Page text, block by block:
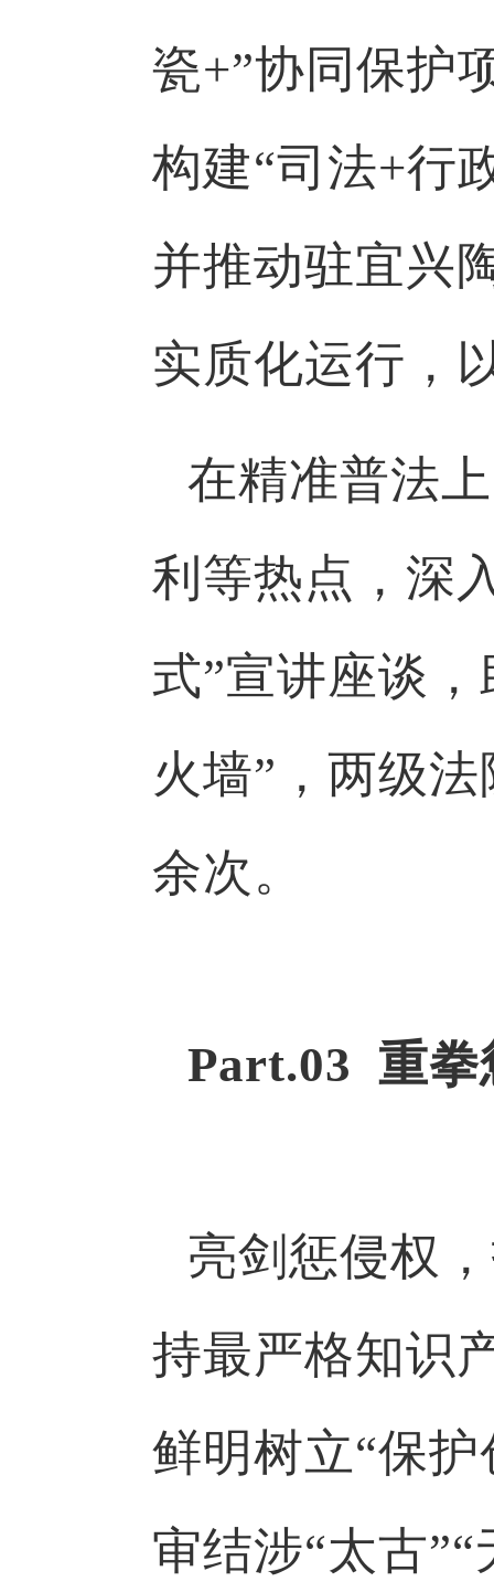
瓷+”协同保护
构建“司法+行
并推动驻宜兴
实质化运行，
在精准普法
利等热点，深
式”宣讲座谈
火墙”，两级
余次。
Part.03 重拳
亮剑惩侵权
持最严格知识
鲜明树立“保
审结涉“太古